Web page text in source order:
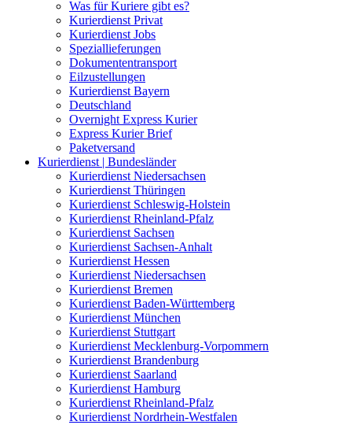
Was für Kuriere gibt es?
Kurierdienst Privat
Kurierdienst Jobs
Speziallieferungen
Dokumententransport
Eilzustellungen
Kurierdienst Bayern
Deutschland
Overnight Express Kurier
Express Kurier Brief
Paketversand
Kurierdienst | Bundesländer
Kurierdienst Niedersachsen
Kurierdienst Thüringen
Kurierdienst Schleswig-Holstein
Kurierdienst Rheinland-Pfalz
Kurierdienst Sachsen
Kurierdienst Sachsen-Anhalt
Kurierdienst Hessen
Kurierdienst Niedersachsen
Kurierdienst Bremen
Kurierdienst Baden-Württemberg
Kurierdienst München
Kurierdienst Stuttgart
Kurierdienst Mecklenburg-Vorpommern
Kurierdienst Brandenburg
Kurierdienst Saarland
Kurierdienst Hamburg
Kurierdienst Rheinland-Pfalz
Kurierdienst Nordrhein-Westfalen